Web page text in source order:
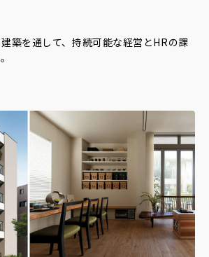
築を通して、持続可能な経営とHRの課